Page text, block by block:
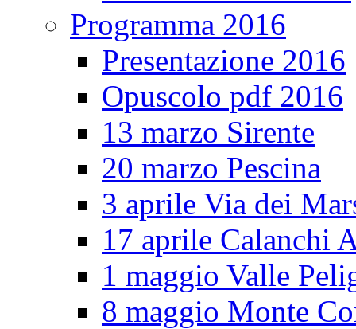
Programma 2016
Presentazione 2016
Opuscolo pdf 2016
13 marzo Sirente
20 marzo Pescina
3 aprile Via dei
17 aprile Calanchi
1 maggio Valle
8 maggio Monte